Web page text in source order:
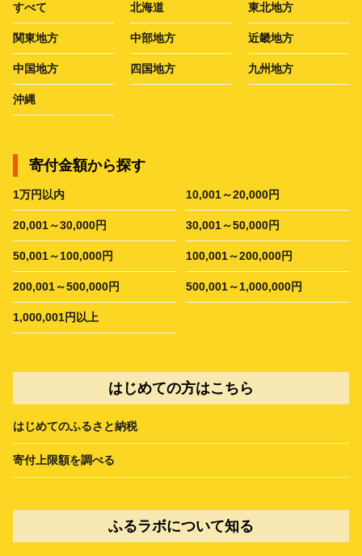
すべて 北海道 東北地方
関東地方 中部地方 近畿地方
中国地方 四国地方 九州地方
沖縄
寄付金額から探す
1万円以内 10,001～20,000円
20,001～30,000円 30,001～50,000円
50,001～100,000円 100,001～200,000円
200,001～500,000円 500,001～1,000,000円
1,000,001円以上
はじめての方はこちら
はじめてのふるさと納税
寄付上限額を調べる
ふるラボについて知る